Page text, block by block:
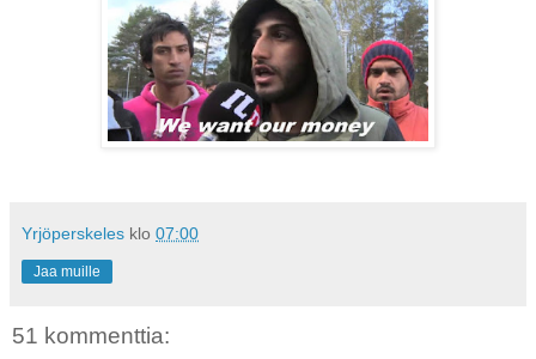
Yrjöperskeles klo 07:00
Jaa muille
51 kommenttia: